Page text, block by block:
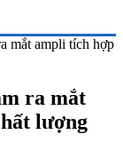
mắt ampli tích hợp
ra mắt
lượng